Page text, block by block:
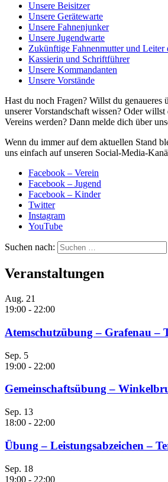
Unsere Beisitzer
Unsere Gerätewarte
Unsere Fahnenjunker
Unsere Jugendwarte
Zukünftige Fahnenmutter und
Kassierin und Schriftführer
Unsere Kommandanten
Unsere Vorstände
Hast du noch Fragen? Willst du genaueres
unserer Vorstandschaft wissen? Oder
Vereins werden? Dann melde dich über
Wenn du immer auf dem aktuellen Stand
uns einfach auf unseren Social-Media-
Facebook – Verein
Facebook – Jugend
Facebook – Kinder
Twitter
Instagram
YouTube
Suchen nach:
Veranstaltungen
Aug. 21
19:00 - 22:00
Atemschutzübung – Grafenau –
Sep. 5
19:00 - 22:00
Gemeinschaftsübung –
Sep. 13
18:00 - 22:00
Übung – Leistungsabzeichen –
Sep. 18
19:00 - 22:00